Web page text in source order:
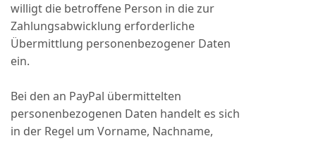
willigt die betroffene Person in die zur
Zahlungsabwicklung erforderliche
Übermittlung personenbezogener Daten
ein.
Bei den an PayPal übermittelten
personenbezogenen Daten handelt es sich
in der Regel um Vorname, Nachname,